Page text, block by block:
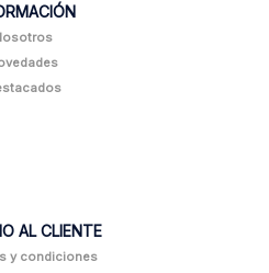
AL CLIENTE
y condiciones